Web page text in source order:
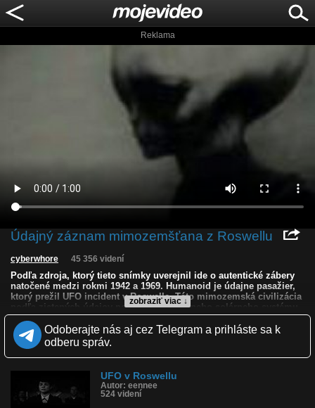
Reklama
Údajný záznam mimozemšťana z Roswellu
zobraziť viac ↓
cyberwhore 45 356 videní
Podľa zdroja, ktorý tieto snímky uverejnil ide o autentické zábery
natočené medzi rokmi 1942 a 1969. Humanoid je údajne pasažier,
ktorý prežil UFO incident v Roswelle. Táto mimozemská civilizácia
podľa zistených údajov pochádza z binárneho solárneho systému
Zeta Reticulli, ktorý je od nás vzdialený 39 svetelných rokov. V
posledných rokoch sa na internete objavilo viacero informácií
ohľadom projektu SERPO. Podľa zakladateľov internetovej stránky
www.serpo.org ide o projekt vyvinutý medzi rokmi 1940 až 1968.
Údajne to je spoločný projekt, na ktorom sa podieľa vláda USA a
priateľská mimozemská rasa žijúca práve na planéte v systéme
Zeta 2 Reticulli.
Kvalita:
Odoberajte nás aj cez Telegram a prihláste sa k
odberu správ.
UFO v Roswellu
Autor: eennee
524 videní